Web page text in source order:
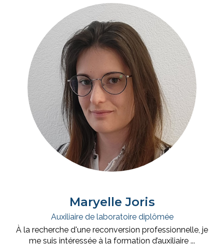
Maryelle Joris
Auxiliaire de laboratoire diplômée
À la recherche d'une reconversion professionnelle, je
me suis intéressée à la formation d’auxiliaire ...